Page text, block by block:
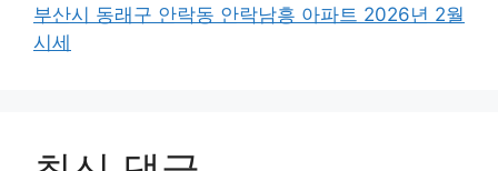
부산시 동래구 안락동 안락남흥 아파트 2026년 2월
시세